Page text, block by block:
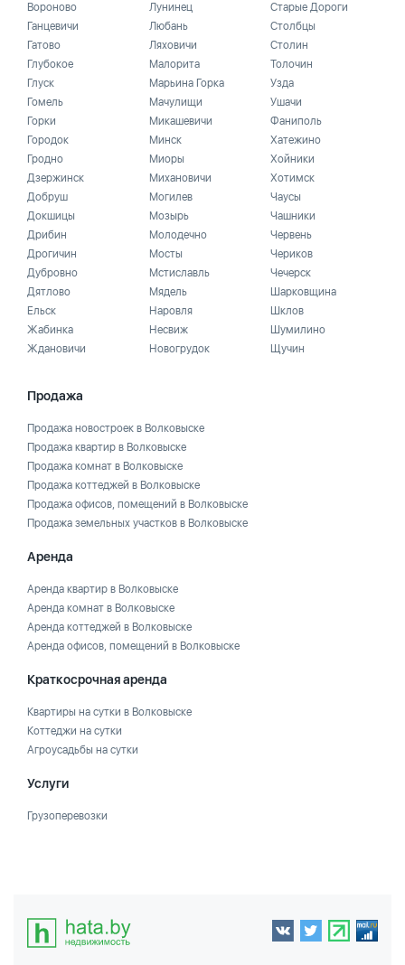
Вороново
Ганцевичи
Гатово
Глубокое
Глуск
Гомель
Горки
Городок
Гродно
Дзержинск
Добруш
Докшицы
Дрибин
Дрогичин
Дубровно
Дятлово
Ельск
Жабинка
Ждановичи
Лунинец
Любань
Ляховичи
Малорита
Марьина Горка
Мачулищи
Микашевичи
Минск
Миоры
Михановичи
Могилев
Мозырь
Молодечно
Мосты
Мстиславль
Мядель
Наровля
Несвиж
Новогрудок
Старые Дороги
Столбцы
Столин
Толочин
Узда
Ушачи
Фаниполь
Хатежино
Хойники
Хотимск
Чаусы
Чашники
Червень
Чериков
Чечерск
Шарковщина
Шклов
Шумилино
Щучин
Продажа
Продажа новостроек в Волковыске
Продажа квартир в Волковыске
Продажа комнат в Волковыске
Продажа коттеджей в Волковыске
Продажа офисов, помещений в Волковыске
Продажа земельных участков в Волковыске
Аренда
Аренда квартир в Волковыске
Аренда комнат в Волковыске
Аренда коттеджей в Волковыске
Аренда офисов, помещений в Волковыске
Краткосрочная аренда
Квартиры на сутки в Волковыске
Коттеджи на сутки
Агроусадьбы на сутки
Услуги
Грузоперевозки